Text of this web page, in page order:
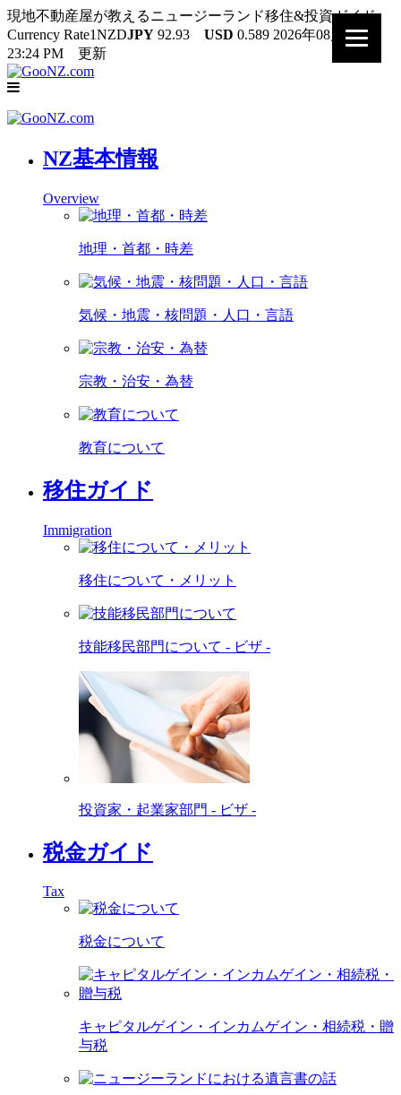
現地不動産屋が教えるニュージーランド移住&投資ガイド
Currency Rate1NZDJPY 92.93 USD 0.589 2026年08月07日
23:24 PM 更新
NZ基本情報
Overview
地理・首都・時差
気候・地震・核問題・人口・言語
宗教・治安・為替
教育について
移住ガイド
Immigration
移住について・メリット
技能移民部門について - ビザ -
投資家・起業家部門 - ビザ -
税金ガイド
Tax
税金について
キャピタルゲイン・インカムゲイン・相続税・贈
与税